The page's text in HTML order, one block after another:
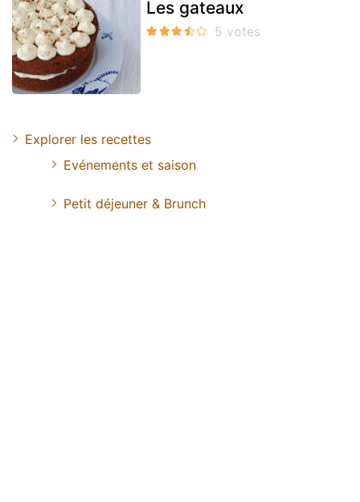
Les gateaux
Explorer les recettes
Evénements et saison
Petit déjeuner & Brunch